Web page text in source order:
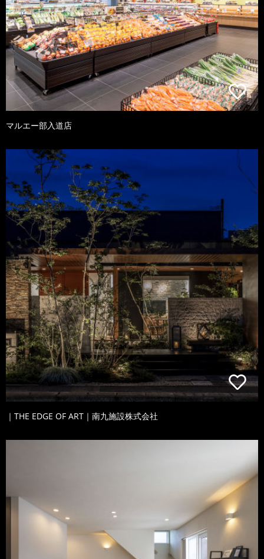
マルエー部入道店
｜THE EDGE OF ART｜南九施設株式会社